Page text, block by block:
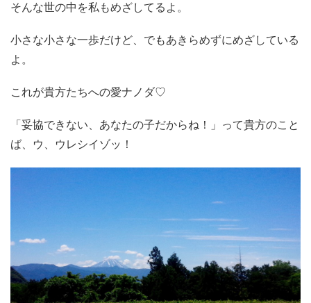
そんな世の中を私もめざしてるよ。
小さな小さな一歩だけど、でもあきらめずにめざしている
よ。
これが貴方たちへの愛ナノダ♡
「妥協できない、あなたの子だからね！」って貴方のこと
ば、ウ、ウレシイゾッ！